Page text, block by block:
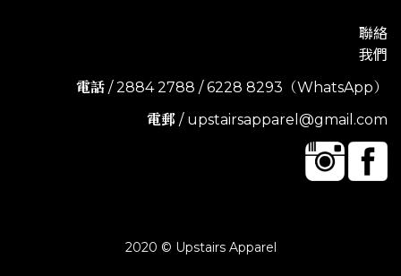
聯絡
我們
電話 / 2884 2788 / 6228 8293（WhatsApp）
電郵 / upstairsapparel@gmail.com
2020 © Upstairs Apparel